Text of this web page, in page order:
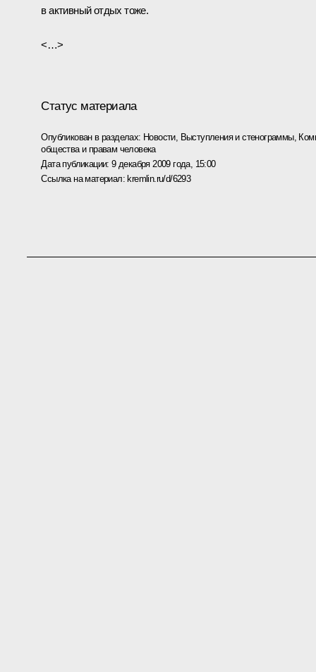
в активный отдых тоже.
<…>
Статус материала
Опубликован в разделах: Новости, Выступления и стенограммы,
общества и правам человека
Дата публикации:9 декабря 2009 года, 15:00
Ссылка на материал: kremlin.ru/d/6293